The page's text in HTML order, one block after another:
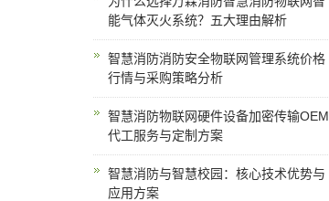
能气体灭火系统？五大理由解析
智慧消防消防安全物联网管理系统价格
行情与采购策略分析
智慧消防物联网硬件设备加密传输OEM
代工服务与定制方案
智慧消防与智慧校园：核心技术优势与
应用方案